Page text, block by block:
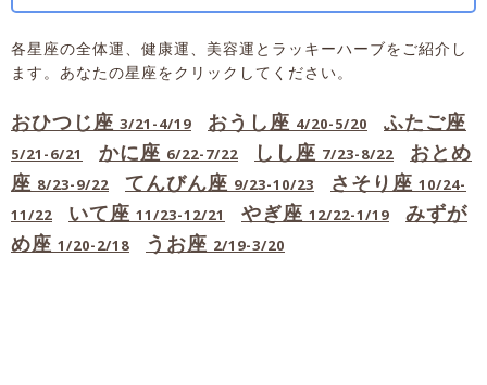
各星座の全体運、健康運、美容運とラッキーハーブをご紹介し
ます。あなたの星座をクリックしてください。
おひつじ座 3/21-4/19 おうし座 4/20-5/20 ふたご座
5/21-6/21 かに座 6/22-7/22 しし座 7/23-8/22
おとめ
座 8/23-9/22 てんびん座 9/23-10/23 さそり座 10/24-
11/22
いて座 11/23-12/21 やぎ座 12/22-1/19
みずが
め座 1/20-2/18 うお座 2/19-3/20